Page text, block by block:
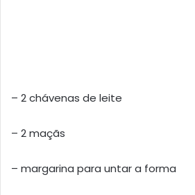
– 2 chávenas de leite
– 2 maçãs
– margarina para untar a forma